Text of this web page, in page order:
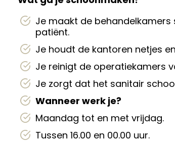
Je maakt de
patiënt.
Je houdt de kantoren netjes
Je reinigt de operatiekamers
Je zorgt dat het sanitair
Wanneer werk je?
Maandag tot en met vrijdag.
Tussen 16.00 en 00.00 uur.